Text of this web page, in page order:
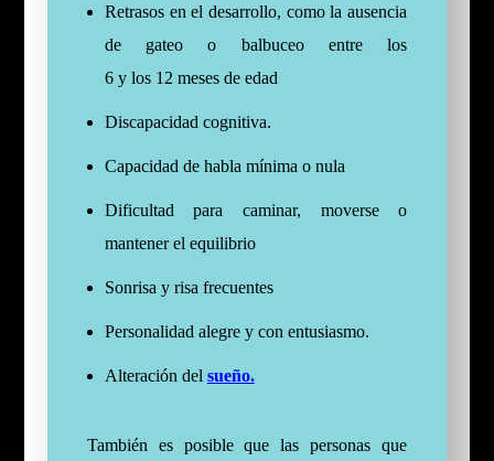
Retrasos en el desarrollo, como la ausencia
de gateo o balbuceo entre los
6 y los 12 meses de edad
Discapacidad cognitiva.
Capacidad de habla mínima o nula
Dificultad para caminar, moverse o
mantener el equilibrio
Sonrisa y risa frecuentes
Personalidad alegre y con entusiasmo.
Alteración del sueño.
También es posible que las personas que